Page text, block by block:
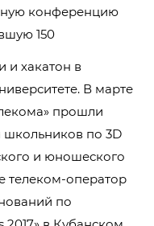
конференцию
150
и хакатон в
В марте
прошли
школьников по 3D
и юношеского
телеком-оператор
по